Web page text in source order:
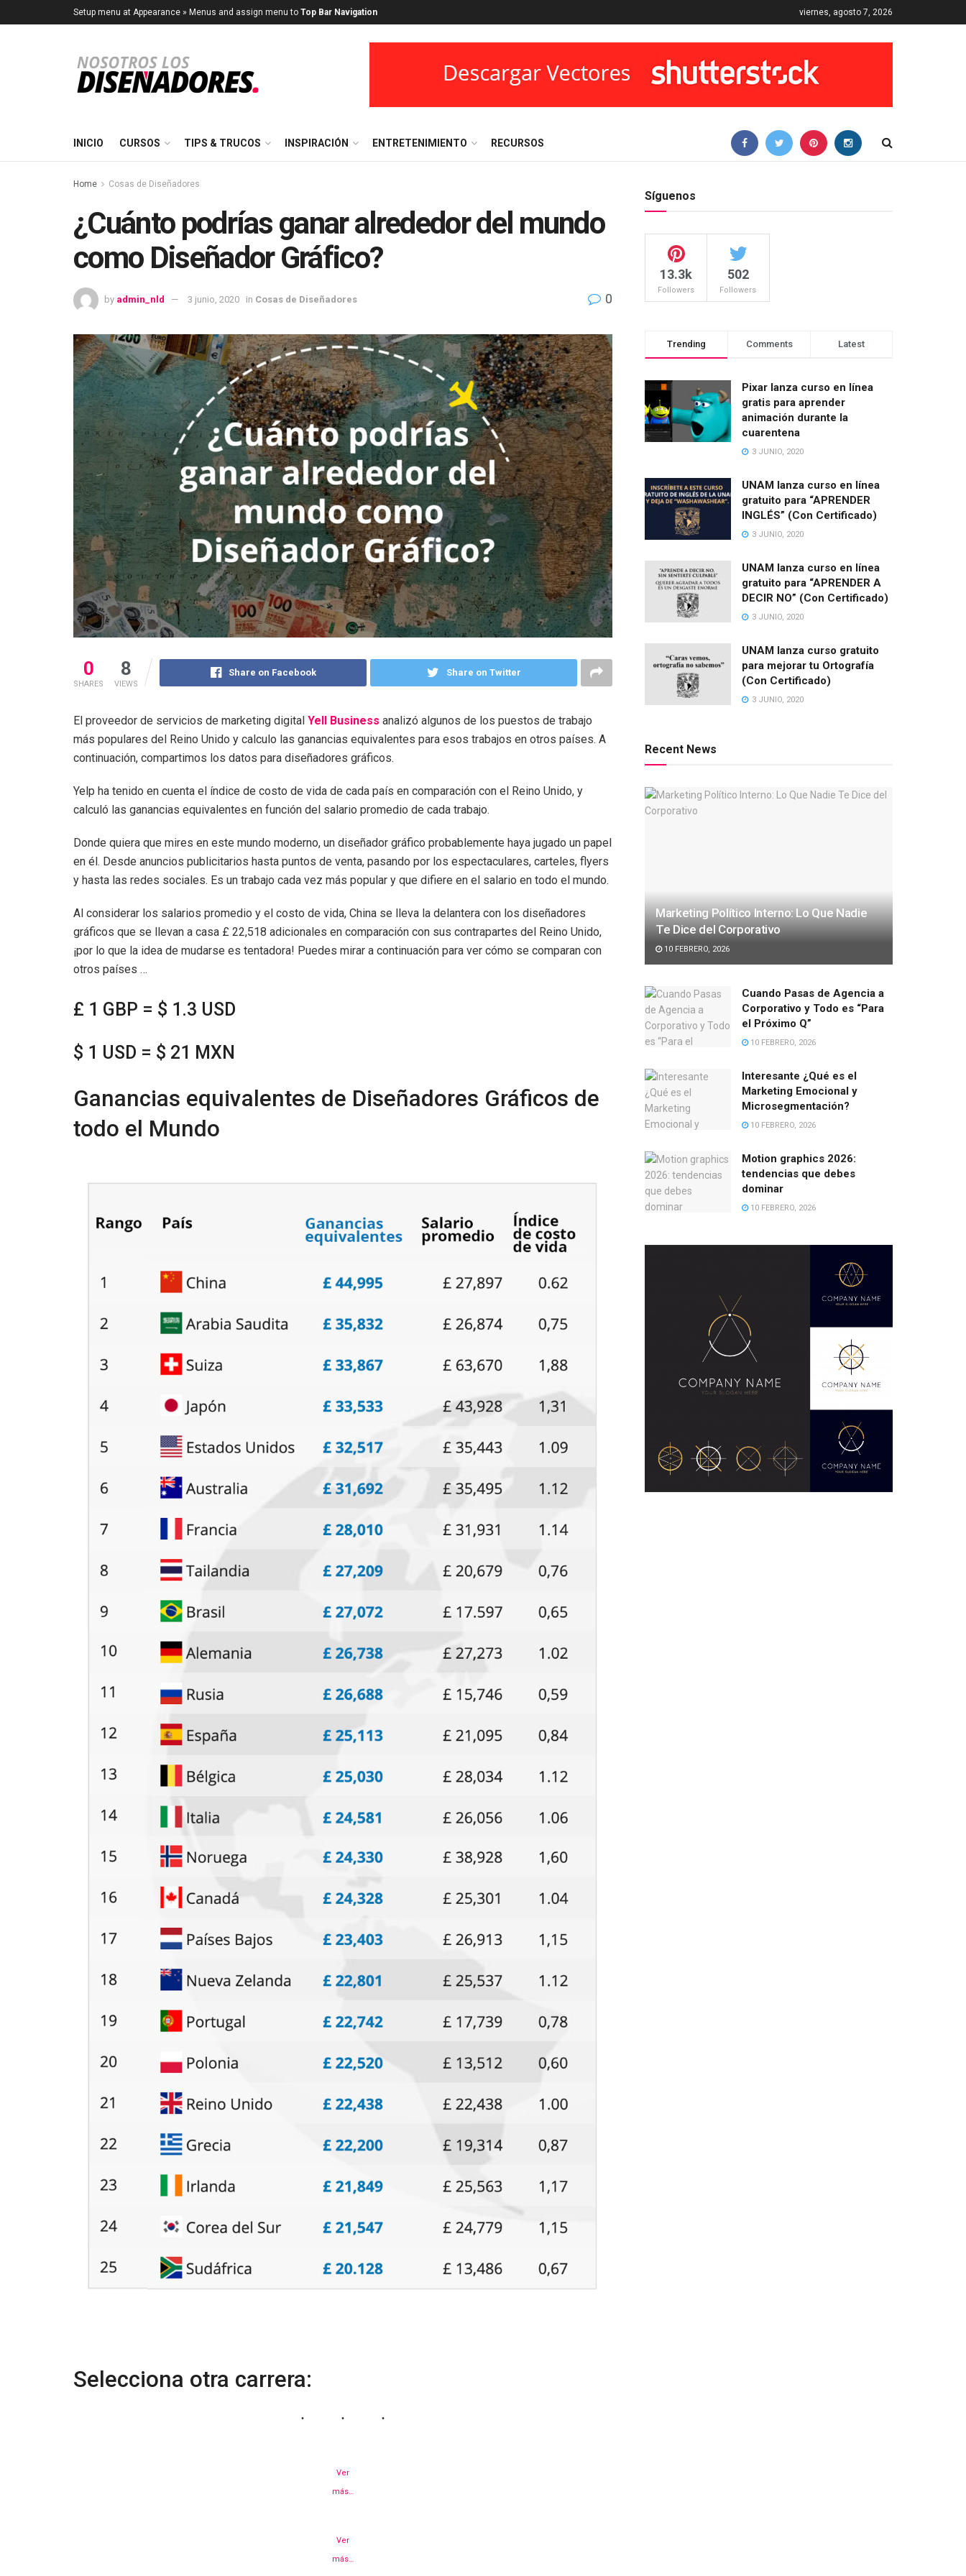
Setup menu at Appearance » Menus and assign menu to Top Bar Navigation viernes, agosto 7, 2026
INICIO CURSOS TIPS & TRUCOS INSPIRACIÓN ENTRETENIMIENTO RECURSOS
Home Cosas de Diseñadores
¿Cuánto podrías ganar alrededor del mundo
como Diseñador Gráfico?
by admin_nld 3 junio, 2020 in Cosas de Diseñadores 0
0
SHARES
8
VIEWS
Share on Facebook Share on Twitter
El proveedor de servicios de marketing digital Yell Business analizó algunos de los puestos de trabajo
más populares del Reino Unido y calculo las ganancias equivalentes para esos trabajos en otros países. A
continuación, compartimos los datos para diseñadores gráficos.
Yelp ha tenido en cuenta el índice de costo de vida de cada país en comparación con el Reino Unido, y
calculó las ganancias equivalentes en función del salario promedio de cada trabajo.
Donde quiera que mires en este mundo moderno, un diseñador gráfico probablemente haya jugado un papel
en él. Desde anuncios publicitarios hasta puntos de venta, pasando por los espectaculares, carteles, flyers
y hasta las redes sociales. Es un trabajo cada vez más popular y que difiere en el salario en todo el mundo.
Al considerar los salarios promedio y el costo de vida, China se lleva la delantera con los diseñadores
gráficos que se llevan a casa £ 22,518 adicionales en comparación con sus contrapartes del Reino Unido,
¡por lo que la idea de mudarse es tentadora! Puedes mirar a continuación para ver cómo se comparan con
otros países …
£ 1 GBP = $ 1.3 USD
$ 1 USD = $ 21 MXN
Ganancias equivalentes de Diseñadores Gráficos de
todo el Mundo
Selecciona otra carrera:
Ver
más…
Ver
más…
Síguenos
13.3k
Followers
502
Followers
Trending Comments Latest
Pixar lanza curso en línea
gratis para aprender
animación durante la
cuarentena
3 JUNIO, 2020
UNAM lanza curso en línea
gratuito para “APRENDER
INGLÉS” (Con Certificado)
3 JUNIO, 2020
UNAM lanza curso en línea
gratuito para “APRENDER A
DECIR NO” (Con Certificado)
3 JUNIO, 2020
UNAM lanza curso gratuito
para mejorar tu Ortografía
(Con Certificado)
3 JUNIO, 2020
Recent News
Marketing Político Interno: Lo Que Nadie
Te Dice del Corporativo
10 FEBRERO, 2026
Cuando Pasas de Agencia a
Corporativo y Todo es “Para
el Próximo Q”
10 FEBRERO, 2026
Interesante ¿Qué es el
Marketing Emocional y
Microsegmentación?
10 FEBRERO, 2026
Motion graphics 2026:
tendencias que debes
dominar
10 FEBRERO, 2026